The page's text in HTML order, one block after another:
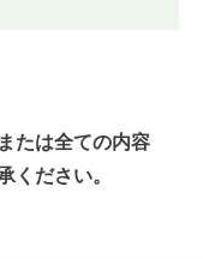
たは全ての内容
ください。